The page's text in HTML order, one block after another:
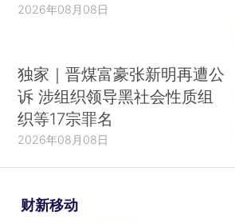
2026年08月08日
独家｜晋煤富豪张新明再遭公
诉 涉组织领导黑社会性质组
织等17宗罪名
2026年08月08日
财新移动